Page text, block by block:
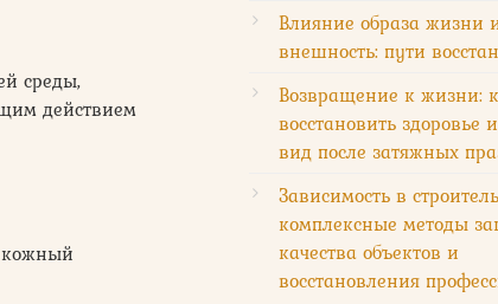
среды,
действием
кожный
Влияние образа жизни
внешность: пути
Возвращение к жизни:
восстановить
вид после затяжных
Зависимость в
комплексные методы
качества объектов и
восстановления